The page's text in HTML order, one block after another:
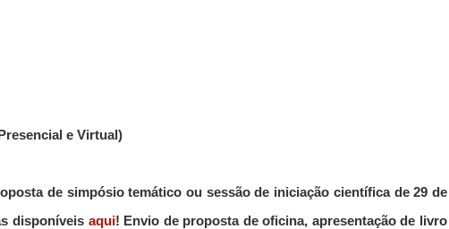
e Virtual)
de simpósio temático ou sessão de iniciação científica de 29 de
disponíveis aqui! Envio de proposta de oficina, apresentação de livro